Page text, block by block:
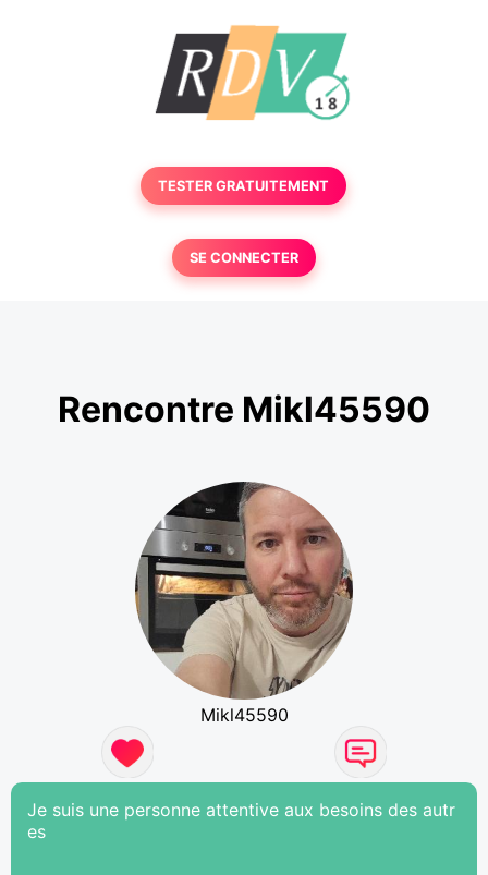
TESTER GRATUITEMENT
SE CONNECTER
Rencontre Mikl45590
Mikl45590
Je suis une personne attentive aux besoins des autr
es